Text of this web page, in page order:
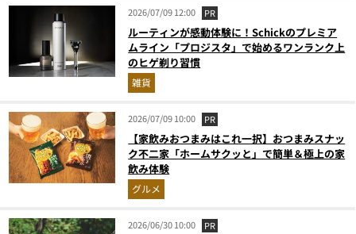
2026/07/09 12:00 PR
ルーティンが感動体験に！Schickのプレミア
ムライン「プロジスタ」で始めるワンランク上
のヒゲ剃り習慣
雑貨
2026/07/09 10:00 PR
【家飲みおつまみはこれ一択】おつまみスナッ
ク不二家「ホームサクッと」で簡単＆極上の家
飲み体験
グルメ
2026/06/30 10:00 PR